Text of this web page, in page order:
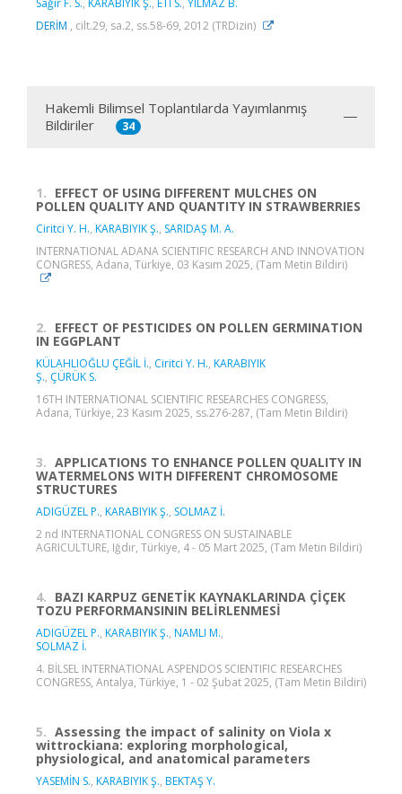
Sağır F. S., KARABIYIK Ş., ETİ S., YILMAZ B.
DERİM , cilt.29, sa.2, ss.58-69, 2012 (TRDizin)
Hakemli Bilimsel Toplantılarda Yayımlanmış
Bildiriler
34
1. EFFECT OF USING DIFFERENT MULCHES ON
POLLEN QUALITY AND QUANTITY IN STRAWBERRIES
Ciritci Y. H., KARABIYIK Ş., SARIDAŞ M. A.
INTERNATIONAL ADANA SCIENTIFIC RESEARCH AND INNOVATION
CONGRESS, Adana, Türkiye, 03 Kasım 2025, (Tam Metin Bildiri)
2. EFFECT OF PESTICIDES ON POLLEN GERMINATION
IN EGGPLANT
KÜLAHLIOĞLU ÇEĞİL İ., Ciritci Y. H., KARABIYIK
Ş., ÇÜRÜK S.
16TH INTERNATIONAL SCIENTIFIC RESEARCHES CONGRESS,
Adana, Türkiye, 23 Kasım 2025, ss.276-287, (Tam Metin Bildiri)
3. APPLICATIONS TO ENHANCE POLLEN QUALITY IN
WATERMELONS WITH DIFFERENT CHROMOSOME
STRUCTURES
ADIGÜZEL P., KARABIYIK Ş., SOLMAZ İ.
2 nd INTERNATIONAL CONGRESS ON SUSTAINABLE
AGRICULTURE, Iğdır, Türkiye, 4 - 05 Mart 2025, (Tam Metin Bildiri)
4. BAZI KARPUZ GENETİK KAYNAKLARINDA ÇİÇEK
TOZU PERFORMANSININ BELİRLENMESİ
ADIGÜZEL P., KARABIYIK Ş., NAMLI M.,
SOLMAZ İ.
4. BİLSEL INTERNATIONAL ASPENDOS SCIENTIFIC RESEARCHES
CONGRESS, Antalya, Türkiye, 1 - 02 Şubat 2025, (Tam Metin Bildiri)
5. Assessing the impact of salinity on Viola x
wittrockiana: exploring morphological,
physiological, and anatomical parameters
YASEMİN S., KARABIYIK Ş., BEKTAŞ Y.